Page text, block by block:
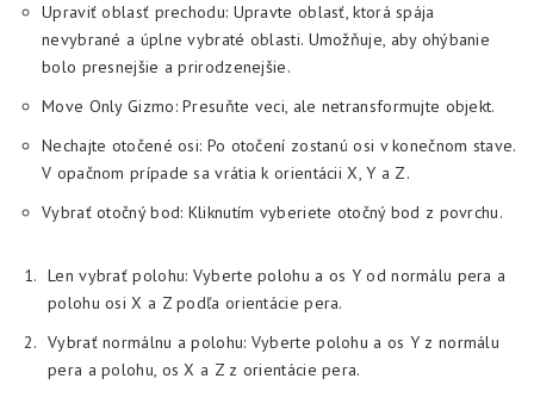
Upraviť oblasť prechodu: Upravte oblasť, ktorá spája
nevybrané a úplne vybraté oblasti. Umožňuje, aby ohýbanie
bolo presnejšie a prirodzenejšie.
Move Only Gizmo: Presuňte veci, ale netransformujte objekt.
Nechajte otočené osi: Po otočení zostanú osi v konečnom stave.
V opačnom prípade sa vrátia k orientácii X, Y a Z.
Vybrať otočný bod: Kliknutím vyberiete otočný bod z povrchu.
Len vybrať polohu: Vyberte polohu a os Y od normálu pera a
polohu osi X a Z podľa orientácie pera.
Vybrať normálnu a polohu: Vyberte polohu a os Y z normálu
pera a polohu, os X a Z z orientácie pera.